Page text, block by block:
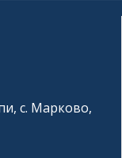
с. Марково,